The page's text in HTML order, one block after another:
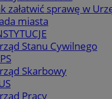
załatwić sprawę w
miasta
Stanu Cywilnego
Skarbowy
Pracy